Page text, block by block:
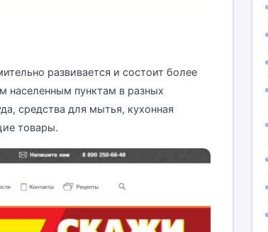
развивается и состоит более
населенным пунктам в разных
средства для мытья, кухонная
товары.